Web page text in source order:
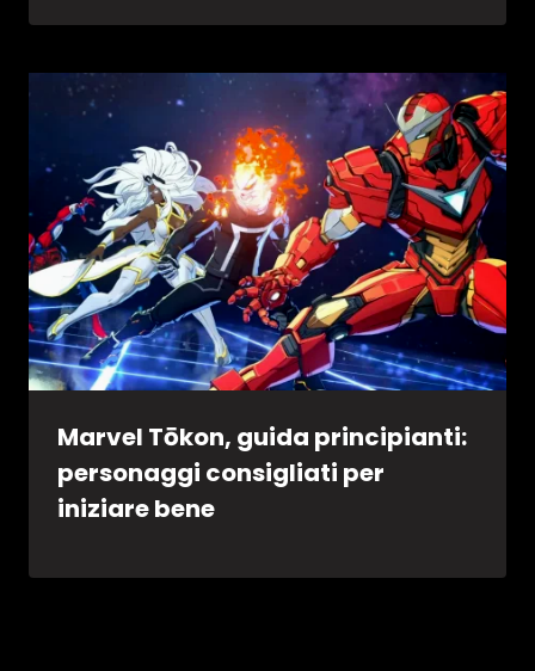
Marvel Tōkon, guida principianti:
personaggi consigliati per
iniziare bene